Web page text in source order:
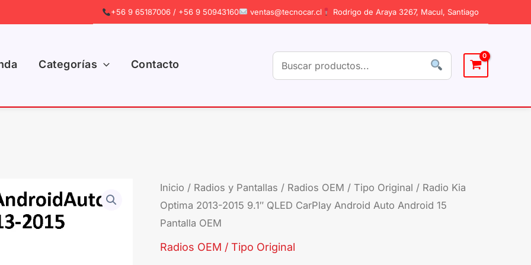
+56 9 65187006 / +56 9 50943160 ventas@tecnocar.cl Rodrigo de Araya 3267, Macul, Santiago
Categorías Contacto
Inicio / Radios y Pantallas / Radios OEM / Tipo Original / Radio Kia
Optima 2013-2015 9.1″ QLED CarPlay Android Auto Android 15
Pantalla OEM
Radios OEM / Tipo Original